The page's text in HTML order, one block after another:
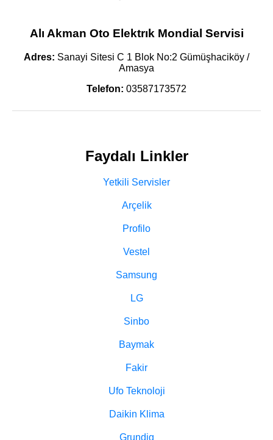
Alı Akman Oto Elektrık Mondial Servisi
Adres: Sanayi Sitesi C 1 Blok No:2 Gümüşhaciköy /
Amasya
Telefon: 03587173572
Faydalı Linkler
Yetkili Servisler
Arçelik
Profilo
Vestel
Samsung
LG
Sinbo
Baymak
Fakir
Ufo Teknoloji
Daikin Klima
Grundig